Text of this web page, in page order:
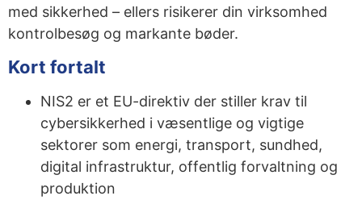
med sikkerhed – ellers risikerer din virksomhed
kontrolbesøg og markante bøder.
Kort fortalt
NIS2 er et EU-direktiv der stiller krav til
cybersikkerhed i væsentlige og vigtige
sektorer som energi, transport, sundhed,
digital infrastruktur, offentlig forvaltning og
produktion